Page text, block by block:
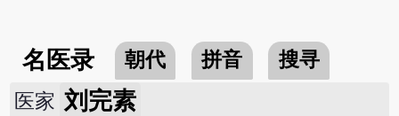
名医录 朝代 拼音
搜寻
医家 刘完素